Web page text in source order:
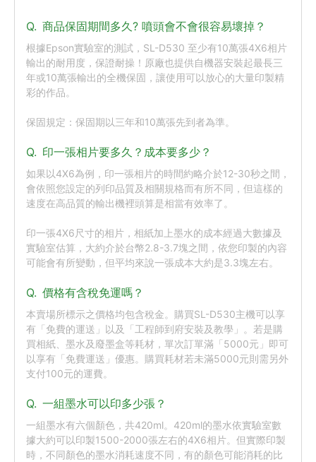
Q. 商品保固期間多久? 噴頭會不會很容易壞掉？
根據Epson實驗室的測試，SL-D530 至少有10萬張4X6相片
輸出的耐用度，保證耐操！原廠也提供自機器安裝起最長三
年或10萬張輸出的全機保固，讓使用可以放心的大量印製精
彩的作品。
保固規定：保固期以三年和10萬張先到者為準。
Q. 印一張相片要多久？成本要多少？
如果以4X6為例，印一張相片的時間約略介於12-30秒之間，
會依照您設定的列印品質及相關規格而有所不同，但這樣的
速度在高品質的輸出機裡頭算是相當有效率了。
印一張4X6尺寸的相片，相紙加上墨水的成本經過大數據及
實驗室估算，大約介於台幣2.8-3.7塊之間，依您印製的內容
可能會有所變動，但平均來說一張成本大約是3.3塊左右。
Q. 價格有含稅免運嗎？
本賣場所標示之價格均包含稅金。購買SL-D530主機可以享
有「免費的運送」以及「工程師到府安裝及教學」。若是購
買相紙、墨水及廢墨盒等耗材，單次訂單滿「5000元」即可
以享有「免費運送」優惠。購買耗材若未滿5000元則需另外
支付100元的運費。
Q. 一組墨水可以印多少張？
一組墨水有六個顏色，共420ml。420ml的墨水依實驗室數
據大約可以印製1500-2000張左右的4X6相片。但實際印製
時，不同顏色的墨水消耗速度不同，有的顏色可能消耗的比